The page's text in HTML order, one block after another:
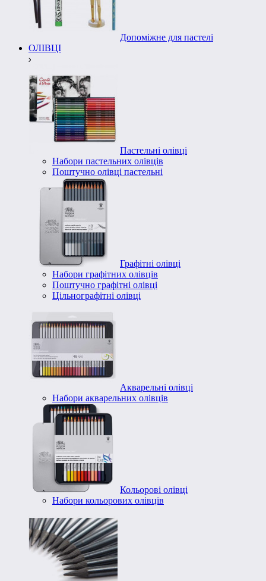
Допоміжне для пастелі
ОЛІВЦІ
Пастельні олівці
Набори пастельних олівців
Поштучно олівці пастельні
Графітні олівці
Набори графітних олівців
Поштучно графітні олівці
Цільнографітні олівці
Акварельні олівці
Набори акварельних олівців
Кольорові олівці
Набори кольорових олівців